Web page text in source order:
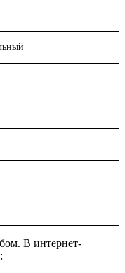
В интернет-